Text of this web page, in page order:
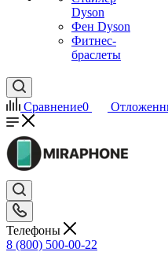
Dyson
Фен Dyson
Фитнес-
браслеты
Сравнение0
Телефоны
8 (800) 500-00-22